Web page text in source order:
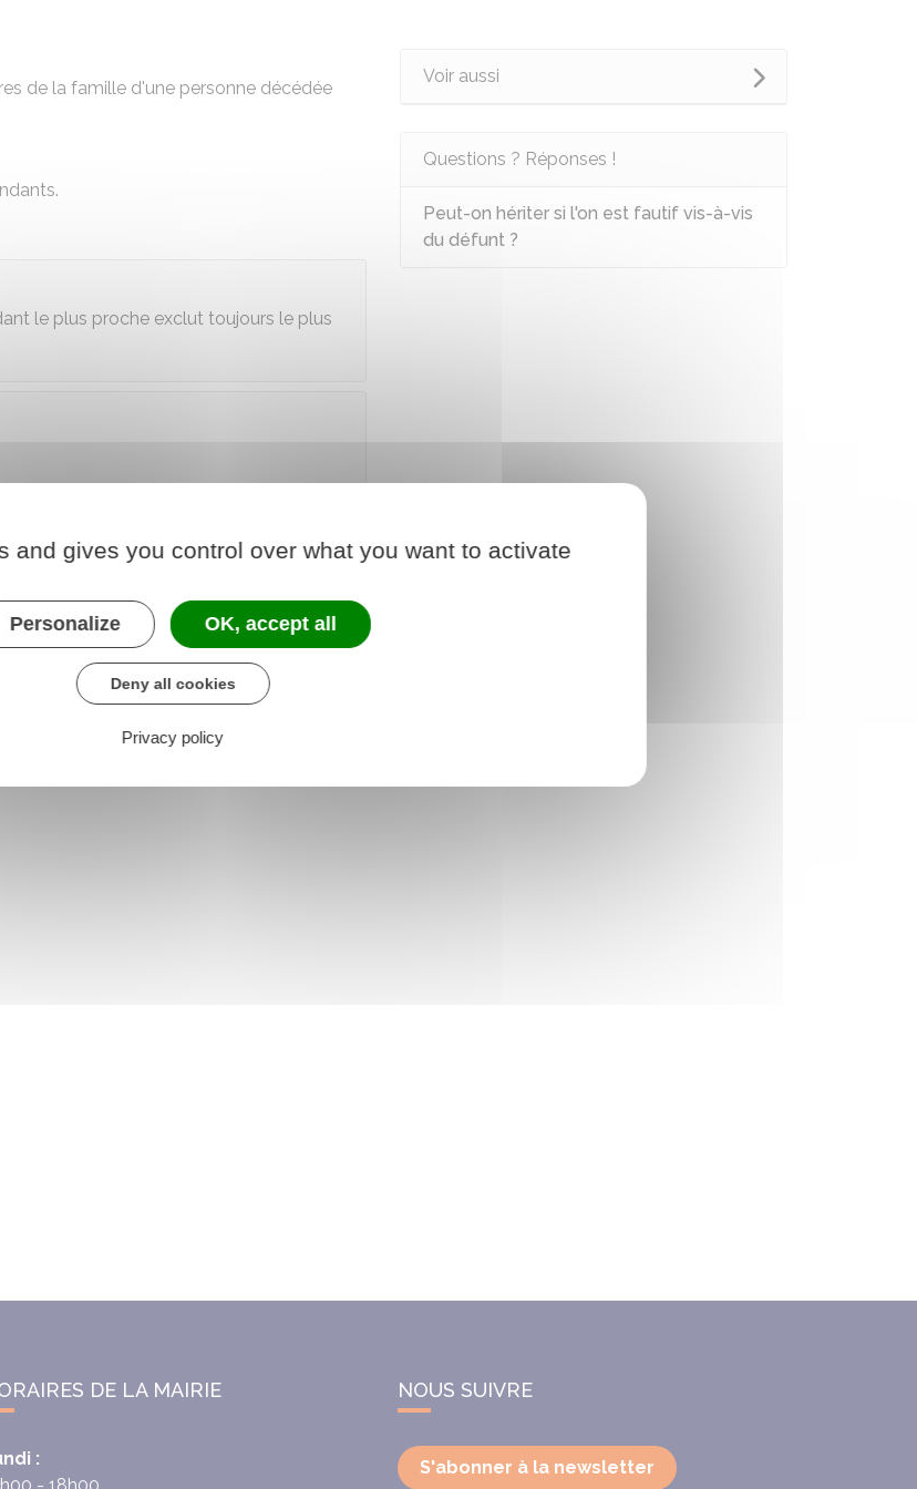
de la famille d'une personne décédée
le plus proche exclut toujours le plus
Voir aussi
Questions ? Réponses !
Peut-on hériter si l'on est fautif vis-à-vis
du défunt ?
DE LA MAIRIE
:
NOUS SUIVRE
S'abonner à la newsletter
and gives you control over what you want to activate
Personalize OK, accept all
Deny all cookies
Privacy policy